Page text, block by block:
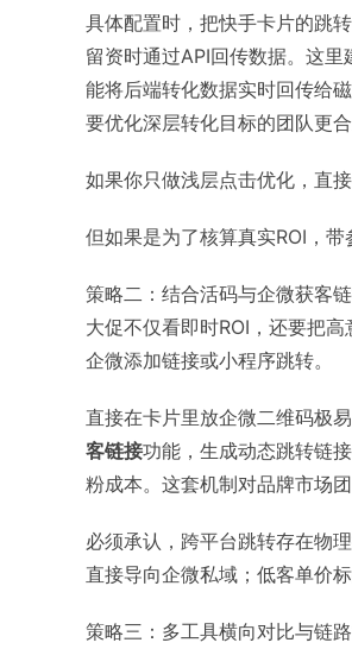
具体配置时，把快手卡片的跳
留资时通过API回传数据。这里
能将后端转化数据实时回传给
要优化深层转化目标的团队更合
如果你只做浅层点击优化，直
但如果是为了核算真实ROI，带
策略二：结合活码与企微获客
大促不仅看即时ROI，还要把
企微添加链接或小程序跳转。
直接在卡片里放企微二维码极
客链接功能，生成动态跳转链
粉成本。这套机制对品牌市场
必须承认，跨平台跳转存在物
直接导向企微私域；低客单价
策略三：多工具横向对比与链